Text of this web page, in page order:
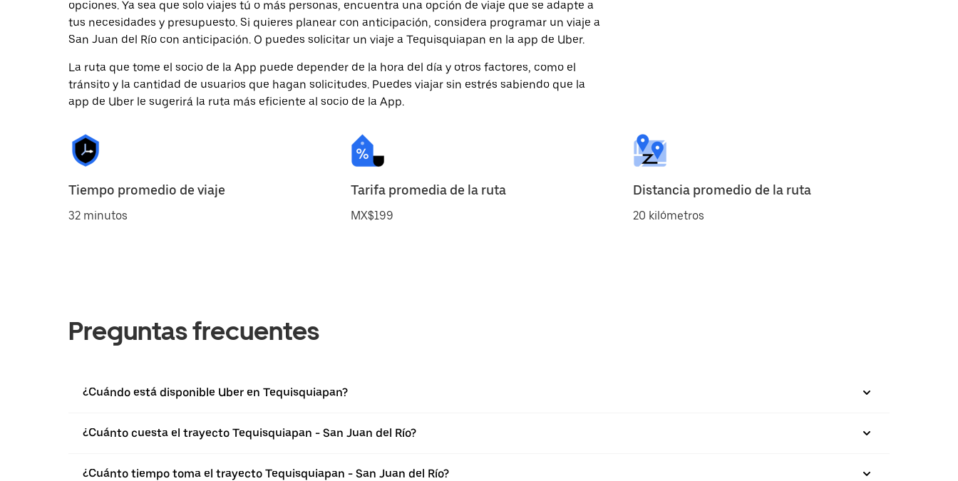
opciones. Ya sea que solo viajes tú o más personas, encuentra una opción de viaje que se adapte a
tus necesidades y presupuesto. Si quieres planear con anticipación, considera programar un viaje a
San Juan del Río con anticipación. O puedes solicitar un viaje a Tequisquiapan en la app de Uber.
La ruta que tome el socio de la App puede depender de la hora del día y otros factores, como el
tránsito y la cantidad de usuarios que hagan solicitudes. Puedes viajar sin estrés sabiendo que la
app de Uber le sugerirá la ruta más eficiente al socio de la App.
Tiempo promedio de viaje
32 minutos
Tarifa promedia de la ruta
MX$199
Distancia promedio de la ruta
20 kilómetros
Preguntas frecuentes
¿Cuándo está disponible Uber en Tequisquiapan?
¿Cuánto cuesta el trayecto Tequisquiapan - San Juan del Río?
¿Cuánto tiempo toma el trayecto Tequisquiapan - San Juan del Río?